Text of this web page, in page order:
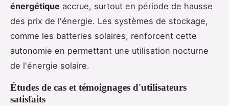
énergétique accrue, surtout en période de hausse
des prix de l'énergie. Les systèmes de stockage,
comme les batteries solaires, renforcent cette
autonomie en permettant une utilisation nocturne
de l'énergie solaire.
Études de cas et témoignages d'utilisateurs
satisfaits